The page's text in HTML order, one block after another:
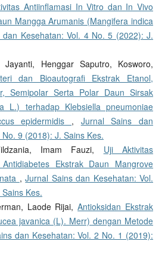
Antiinflamasi In Vitro dan In Vivo
Mangga Arumanis (Mangifera indica
dan Kesehatan: Vol. 4 No. 5 (2022): J.
Jayanti, Henggar Saputro, Kosworo,
dan Bioautografi Ekstrak Etanol,
Semipolar Serta Polar Daun Sirsak
L.) terhadap Klebsiella pneumoniae
epidermidis , Jurnal Sains dan
9 (2018): J. Sains Kes.
Imam Fauzi, Uji Aktivitas
Ekstrak Daun Mangrove
,Jurnal Sains dan Kesehatan: Vol.
Kes.
Laode Rijai,Antioksidan Ekstrak
javanica (L). Merr) dengan Metode
dan Kesehatan: Vol. 2 No. 1 (2019):